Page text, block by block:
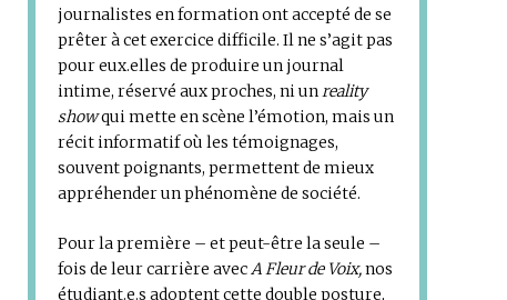
journalistes en formation ont accepté de se
prêter à cet exercice difficile. Il ne s’agit pas
pour eux.elles de produire un journal
intime, réservé aux proches, ni un reality
showqui mette en scène l’émotion, mais un
récit informatif où les témoignages,
souvent poignants, permettent de mieux
appréhender un phénomène de société.
Pour la première – et peut-être la seule –
fois de leur carrière avecA Fleur de Voix,nos
étudiant.e.s adoptent cette double posture,